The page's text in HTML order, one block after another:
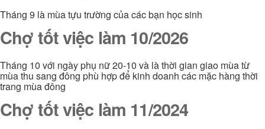
Tháng 9 là mùa tựu trường của các bạn học sinh
Chợ tốt việc làm 10/2026
Tháng 10 với ngày phụ nữ 20-10 và là thời gian giao mùa từ
mùa thu sang đông phù hợp để kinh doanh các mặc hàng thời
trang mùa đông
Chợ tốt việc làm 11/2024